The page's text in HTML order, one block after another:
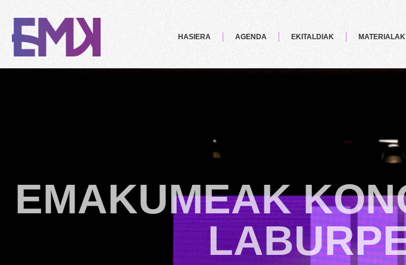
HASIERA AGENDA EKITALDIAK MATERIALAK
EMAKUMEAK